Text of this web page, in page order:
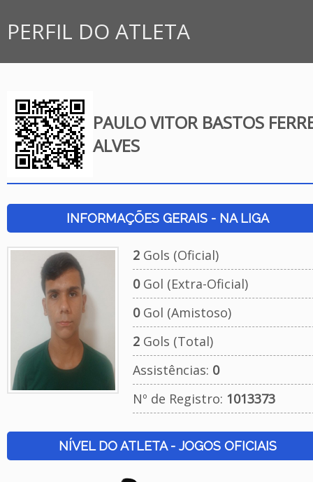
PERFIL DO ATLETA
PAULO VITOR BASTOS
ALVES
INFORMAÇÕES GERAIS - NA LIGA
2Gols (Oficial)
0Gol (Extra-Oficial)
0Gol (Amistoso)
2Gols (Total)
Assistências: 0
Nº de Registro: 1013373
NÍVEL DO ATLETA - JOGOS OFICIAIS